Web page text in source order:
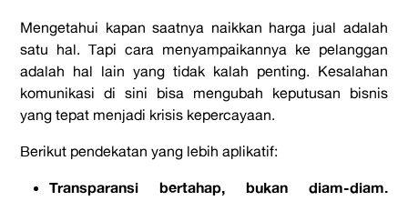
Mengetahui kapan saatnya naikkan harga jual adalah
satu hal. Tapi cara menyampaikannya ke pelanggan
adalah hal lain yang tidak kalah penting. Kesalahan
komunikasi di sini bisa mengubah keputusan bisnis
yang tepat menjadi krisis kepercayaan.
Berikut pendekatan yang lebih aplikatif:
Transparansi bertahap, bukan diam-diam.